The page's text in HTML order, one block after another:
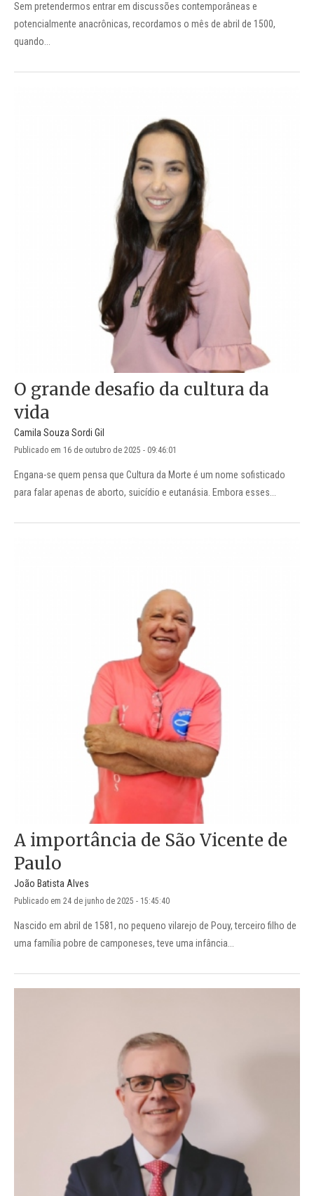
Sem pretendermos entrar em discussões contemporâneas e
potencialmente anacrônicas, recordamos o mês de abril de 1500,
quando...
O grande desafio da cultura da
vida
Camila Souza Sordi Gil
Publicado em 16 de outubro de 2025 - 09:46:01
Engana-se quem pensa que Cultura da Morte é um nome sofisticado
para falar apenas de aborto, suicídio e eutanásia. Embora esses...
A importância de São Vicente de
Paulo
João Batista Alves
Publicado em 24 de junho de 2025 - 15:45:40
Nascido em abril de 1581, no pequeno vilarejo de Pouy, terceiro filho de
uma família pobre de camponeses, teve uma infância...